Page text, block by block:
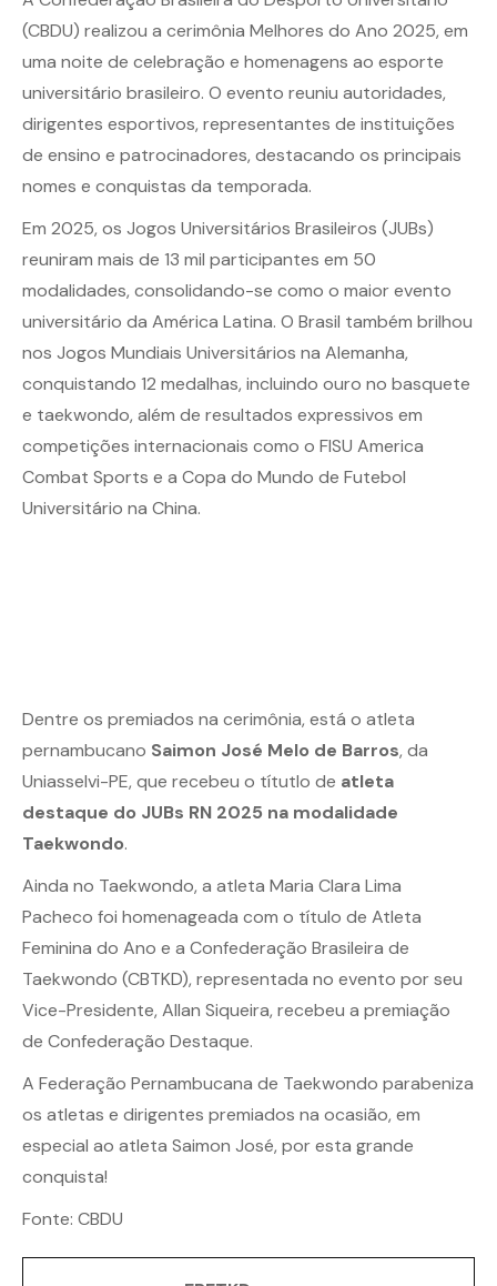
(CBDU) realizou a cerimônia Melhores do Ano 2025, em
uma noite de celebração e homenagens ao esporte
universitário brasileiro. O evento reuniu autoridades,
dirigentes esportivos, representantes de instituições
de ensino e patrocinadores, destacando os principais
nomes e conquistas da temporada.
Em 2025, os Jogos Universitários Brasileiros (JUBs)
reuniram mais de 13 mil participantes em 50
modalidades, consolidando-se como o maior evento
universitário da América Latina. O Brasil também brilhou
nos Jogos Mundiais Universitários na Alemanha,
conquistando 12 medalhas, incluindo ouro no basquete
e taekwondo, além de resultados expressivos em
competições internacionais como o FISU America
Combat Sports e a Copa do Mundo de Futebol
Universitário na China.
Dentre os premiados na cerimônia, está o atleta
pernambucano Saimon José Melo de Barros, da
Uniasselvi-PE, que recebeu o títutlo de atleta
destaque do JUBs RN 2025 na modalidade
Taekwondo.
Ainda no Taekwondo, a atleta Maria Clara Lima
Pacheco foi homenageada com o título de Atleta
Feminina do Ano e a Confederação Brasileira de
Taekwondo (CBTKD), representada no evento por seu
Vice-Presidente, Allan Siqueira, recebeu a premiação
de Confederação Destaque.
A Federação Pernambucana de Taekwondo parabeniza
os atletas e dirigentes premiados na ocasião, em
especial ao atleta Saimon José, por esta grande
conquista!
Fonte: CBDU